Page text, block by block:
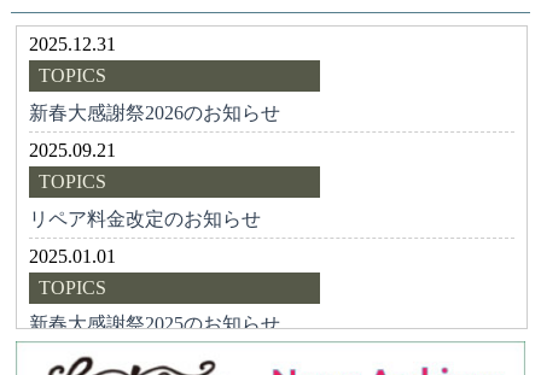
2025.12.31
TOPICS
新春大感謝祭2026のお知らせ
2025.09.21
TOPICS
リペア料金改定のお知らせ
2025.01.01
TOPICS
新春大感謝祭2025のお知らせ
2024.02.17